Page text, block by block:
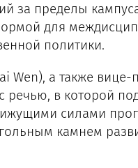
за пределы
для
политики.
Wen), а также вице-
речью, в которой
силами
камнем